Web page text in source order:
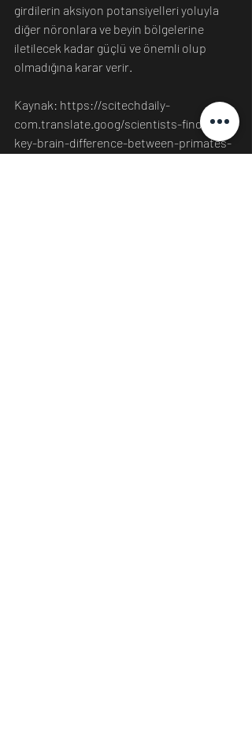
girdilerin aksiyon potansiyelleri yoluyla
diğer nöronlara ve beyin bölgelerine
iletilecek kadar güçlü ve önemli olup
olmadığına karar verir.
Kaynak: https://scitechdaily-
com.translate.goog/scientists-find-a-
key-brain-difference-between-primates-